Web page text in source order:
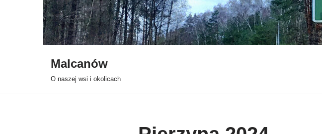
Malcanów
O naszej wsi i okolicach